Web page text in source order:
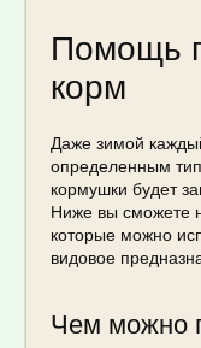
Помощь
корм
Даже зимой
определенным
кормушки будет
Ниже вы сможете
которые можно
видовое
Чем можно